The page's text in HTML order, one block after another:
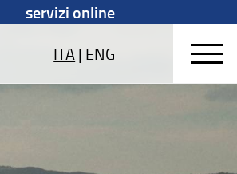
servizi online
ITA| ENG